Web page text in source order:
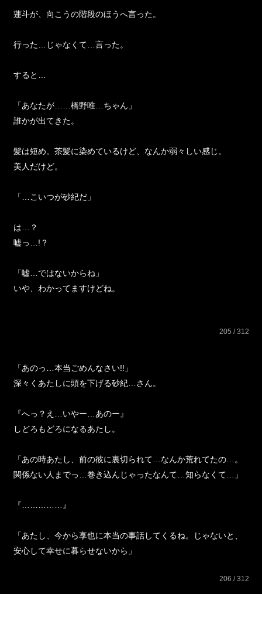
蓮斗が、向こうの階段のほうへ言った。
行った…じゃなくて…言った。
すると…
「あなたが……橋野唯…ちゃん」
誰かが出てきた。
髪は短め。茶髪に染めているけど、なんか弱々しい感じ。
美人だけど。
「…こいつが砂紀だ」
は…？
嘘っ…!？
「嘘…ではないからね」
いや、わかってますけどね。
205 / 312
「あのっ…本当ごめんなさい!!」
深々くあたしに頭を下げる砂紀…さん。
『へっ？え…いやー…あのー』
しどろもどろになるあたし。
「あの時あたし、前の彼に裏切られて…なんか荒れてたの…。
関係ない人までっ…巻き込んじゃったなんて…知らなくて…」
『……………』
「あたし、今から享也に本当の事話してくるね。じゃないと、
安心して幸せに暮らせないから」
206 / 312